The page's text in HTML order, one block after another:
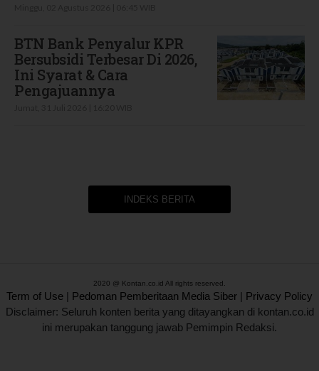
BTN Bank Penyalur KPR
Bersubsidi Terbesar Di 2026,
Ini Syarat & Cara
Pengajuannya
INDEKS BERITA
2020 @ Kontan.co.id All rights reserved.
Term of Use | Pedoman Pemberitaan Media Siber | Privacy Policy
Disclaimer: Seluruh konten berita yang ditayangkan di kontan.co.id
ini merupakan tanggung jawab Pemimpin Redaksi.